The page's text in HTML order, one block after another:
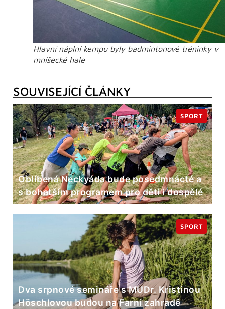
Hlavní náplní kempu byly badmintonové tréninky v
mníšecké hale
SOUVISEJÍCÍ ČLÁNKY
Oblíbená Neckyáda bude posedmnácté a
s bohatším programem pro děti i dospělé
SPORT
Dva srpnové semináře s MUDr. Kristinou
Höschlovou budou na Farní zahradě
SPORT